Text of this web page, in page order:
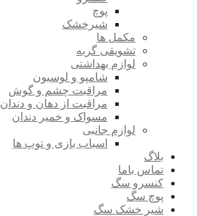
پوچ
شیرخشک
مکمل ها
تشویقی گربه
لوازم بهداشتی
شامپو و لوسیون
مراقبت چشم و گوش
مراقبت از دهان و دندان
مسواک و خمیر دندان
لوازم جانبی
اسباب بازی و توپ ها
بلاگ
تماس باما
کنسرو سگ
پوچ سگ
شیر خشک سگ